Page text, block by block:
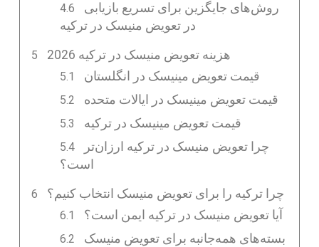
روش‌های جایگزین برای تسریع بازیابی
در تعویض منیسک در ترکیه
هزینه تعویض منیسک در ترکیه 2026
قیمت تعویض مینیسک در انگلستان
قیمت تعویض مینیسک در ایالات متحده
قیمت تعویض مینیسک در ترکیه
چرا تعویض منیسک در ترکیه ارزان‌تر
است؟
چرا ترکیه را برای تعویض منیسک انتخاب کنیم؟
آیا تعویض منیسک در ترکیه ایمن است؟
بسته‌های همه‌جانبه برای تعویض منیسک